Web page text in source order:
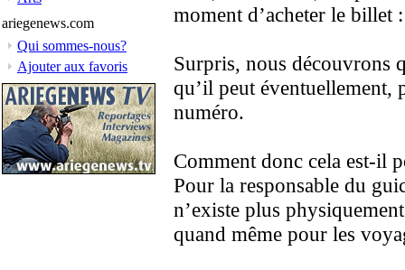
ariegenews.com
Qui sommes-nous?
Ajouter aux favoris
moment d’acheter le billet
Surpris, nous découvrons
qu’il peut éventuellement,
numéro.
Comment donc cela est-il
Pour la responsable du
n’existe plus
quand même pour les